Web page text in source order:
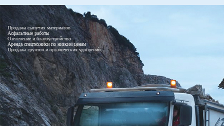
Продажа сыпучих материалов
Асфальтные работы
Озеленение и благоустройство
Аренда спецтехники по низким ценам
Продажа грунтов и органических удобрений